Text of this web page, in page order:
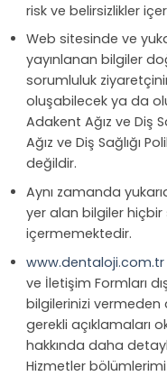
risk ve belirsizlikler
Web sitesinde ve
yayınlanan bilgiler
sorumluluk
oluşabilecek ya da
Adakent Ağız ve Diş
Ağız ve Diş Sağlığı
değildir.
Aynı zamanda
yer alan bilgiler hiçbir
içermemektedir.
www.dentaloji.com.tr
ve İletişim Formları
bilgilerinizi vermeden
gerekli açıklamaları
hakkında daha
Hizmetler